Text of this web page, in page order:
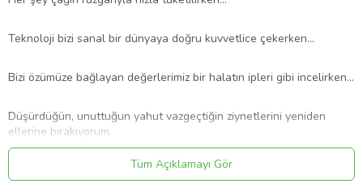
Teknoloji bizi sanal bir dünyaya doğru kuvvetlice çekerken…
Bizi özümüze bağlayan değerlerimiz bir halatın ipleri gibi incelirken...
Düşürdüğün, unuttuğun yahut vazgeçtiğin ziynetlerini yeniden
ellerine bırakıyorum.
Bu ziynetler, ruhuna ait…Tüm Açıklamayı Gör